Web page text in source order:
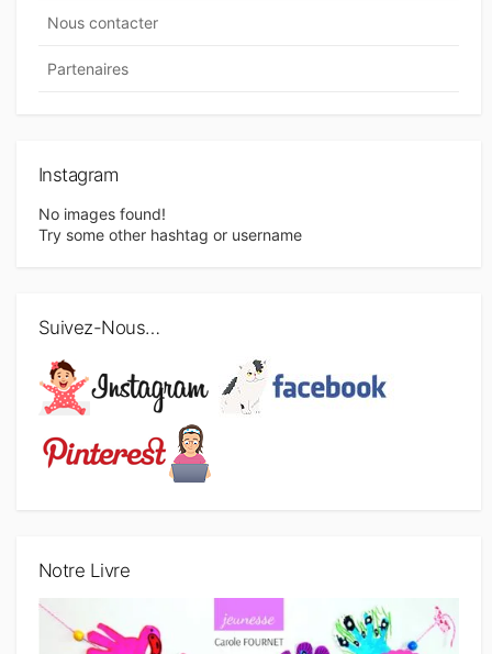
Nous contacter
Partenaires
Instagram
No images found!
Try some other hashtag or username
Suivez-Nous…
Notre Livre